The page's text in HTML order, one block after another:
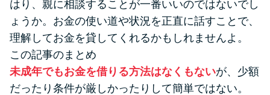
はり、親に相談することが一番いいのではないでし
ょうか。お金の使い道や状況を正直に話すことで、
理解してお金を貸してくれるかもしれませんよ。
この記事のまとめ
未成年でもお金を借りる方法はなくもないが、少額
だったり条件が厳しかったりして簡単ではない。